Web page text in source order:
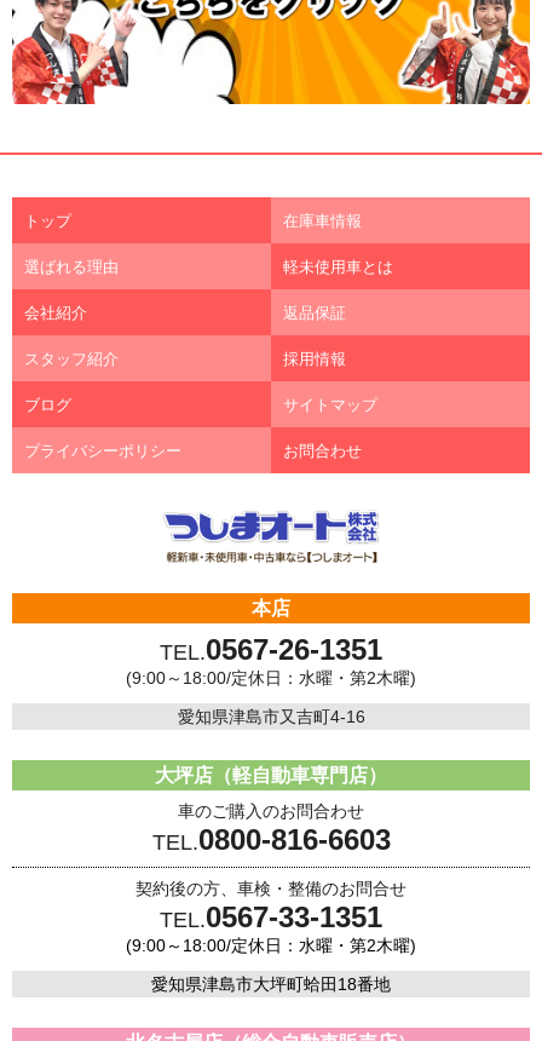
トップ 在庫車情報
選ばれる理由 軽未使用車とは
会社紹介 返品保証
スタッフ紹介 採用情報
ブログ サイトマップ
プライバシーポリシー お問合わせ
本店
TEL.0567-26-1351
(9:00～18:00/定休日：水曜・第2木曜)
愛知県津島市又吉町4-16
大坪店（軽自動車専門店）
車のご購入のお問合わせ
TEL.0800-816-6603
契約後の方、車検・整備のお問合せ
TEL.0567-33-1351
(9:00～18:00/定休日：水曜・第2木曜)
愛知県津島市大坪町蛤田18番地